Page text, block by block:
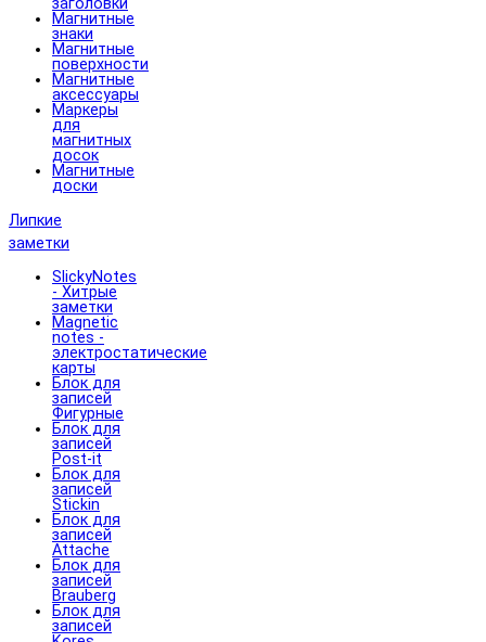
Магнитные
знаки
Магнитные
поверхности
Магнитные
аксессуары
Маркеры
для
магнитных
досок
Магнитные
доски
Липкие
заметки
SlickyNotes
- Хитрые
заметки
Magnetic
notes -
электростатические
карты
Блок для
записей
Фигурные
Блок для
записей
Post-it
Блок для
записей
Stickin
Блок для
записей
Attache
Блок для
записей
Brauberg
Блок для
записей